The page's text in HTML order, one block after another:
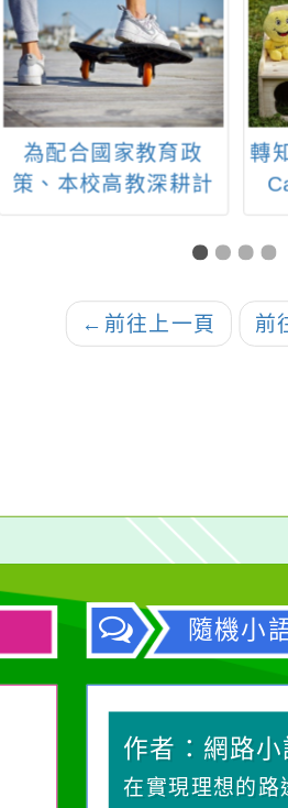
為配合國家教育政
策、本校高教深耕計
無人機足球競賽，本
辦理『「智慧無人機
足球介紹與體驗」研
轉
← 前往上一頁 前
隨機小
語
一滴污
作者：網路小
在實現理想的路